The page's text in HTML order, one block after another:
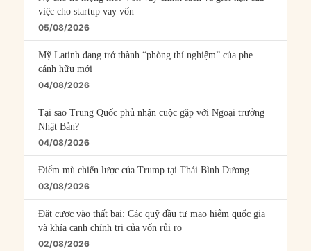
việc cho startup vay vốn
05/08/2026
Mỹ Latinh đang trở thành “phòng thí nghiệm” của phe
cánh hữu mới
04/08/2026
Tại sao Trung Quốc phủ nhận cuộc gặp với Ngoại trưởng
Nhật Bản?
04/08/2026
Điểm mù chiến lược của Trump tại Thái Bình Dương
03/08/2026
Đặt cược vào thất bại: Các quỹ đầu tư mạo hiểm quốc gia
và khía cạnh chính trị của vốn rủi ro
02/08/2026